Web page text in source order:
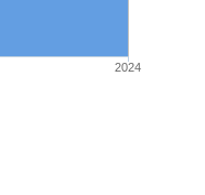
2024